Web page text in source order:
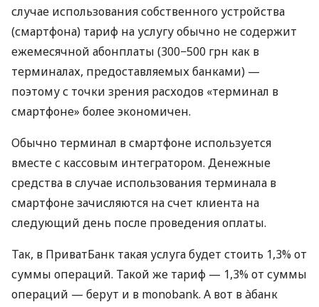
случае использования собственного устройства
(смартфона) тариф на услугу обычно не содержит
ежемесячной абонплаты (300−500 грн как в
терминалах, предоставляемых банками) —
поэтому с точки зрения расходов «терминал в
смартфоне» более экономичен.
Обычно терминал в смартфоне используется
вместе с кассовым интегратором. Денежные
средства в случае использования терминала в
смартфоне зачисляются на счет клиента на
следующий день после проведения оплаты.
Так, в ПриватБанк такая услуга будет стоить 1,3% от
суммы операций. Такой же тариф — 1,3% от суммы
операций — берут и в monobank. А вот в àбанк